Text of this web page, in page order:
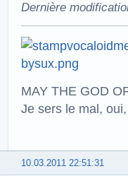
Dernière
MAY THE GOD
Je sers le mal,
10.03.2011 22:51:31